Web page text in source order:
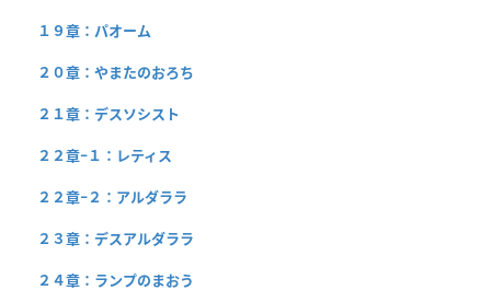
１９章：パオーム
２０章：やまたのおろち
２１章：デスソシスト
２２章−１：レティス
２２章−２：アルダララ
２３章：デスアルダララ
２４章：ランプのまおう